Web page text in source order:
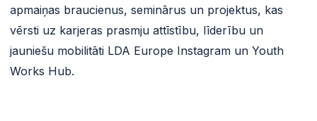
apmaiņas braucienus, seminārus un projektus, kas
vērsti uz karjeras prasmju attīstību, līderību un
jauniešu mobilitāti LDA Europe Instagram un Youth
Works Hub.